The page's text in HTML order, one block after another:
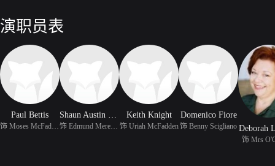
演职员表
Paul Bettis
饰 Moses McFadden
Shaun Austin Olsen
饰 Edmund Meredith
Keith Knight
饰 Uriah McFadden
Domenico Fiore
饰 Benny Scigliano Deborah
饰 Mrs